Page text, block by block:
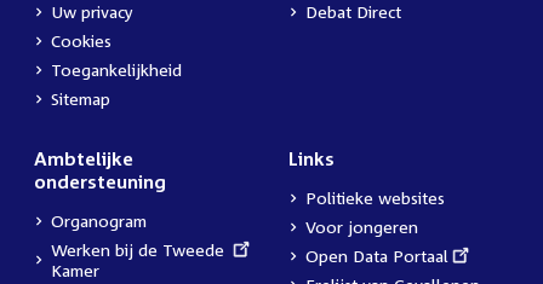
Uw privacy
Cookies
Toegankelijkheid
Sitemap
Debat Direct
Ambtelijke
ondersteuning
Organogram
External
link:
Werken bij de Tweede
Kamer
Links
Politieke websites
Voor jongeren
External
link:
Open Data Portaal